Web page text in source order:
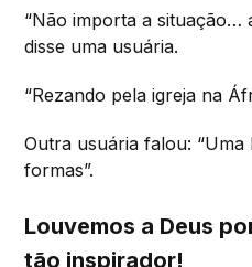
“Não importa a situação…
disse uma usuária.
“Rezando pela igreja na
Outra usuária falou: “Uma
formas”.
Louvemos a Deus
tão inspirador!